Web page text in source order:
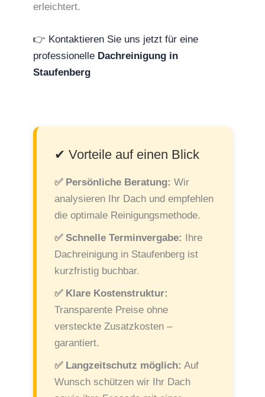
erleichtert.
👉 Kontaktieren Sie uns jetzt für eine
professionelle Dachreinigung in
Staufenberg
✔ Vorteile auf einen Blick
✅ Persönliche Beratung: Wir
analysieren Ihr Dach und empfehlen
die optimale Reinigungsmethode.
✅ Schnelle Terminvergabe: Ihre
Dachreinigung in Staufenberg ist
kurzfristig buchbar.
✅ Klare Kostenstruktur:
Transparente Preise ohne
versteckte Zusatzkosten –
garantiert.
✅ Langzeitschutz möglich: Auf
Wunsch schützen wir Ihr Dach